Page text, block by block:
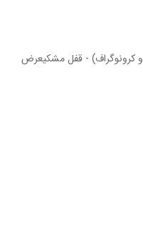
کرونوگراف) - قفل مشکیعرض